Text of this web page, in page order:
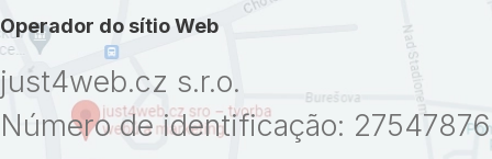
Operador do sítio Web
just4web.cz s.r.o.
Número de identificação: 27547876